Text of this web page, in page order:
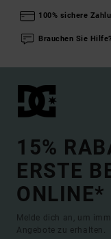
100% sichere
Brauchen Sie Hilfe?
15%
ERSTE
ONLINE*
Melde dich an, um
Angebote zu erhalten.